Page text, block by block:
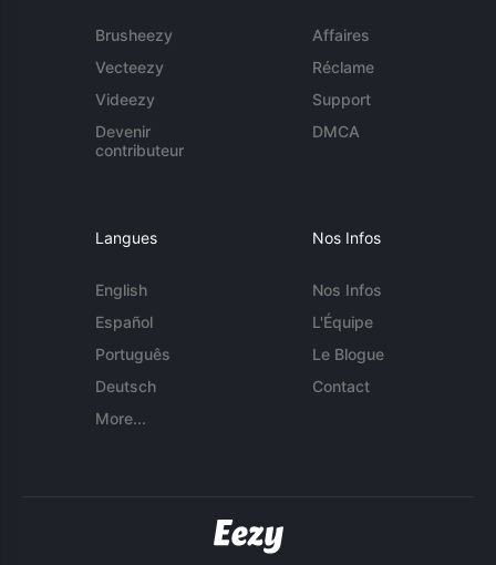
Brusheezy
Vecteezy
Videezy
Devenir
contributeur
Affaires
Réclame
Support
DMCA
Langues
English
Español
Português
Deutsch
More...
Nos Infos
Nos Infos
L'Équipe
Le Blogue
Contact